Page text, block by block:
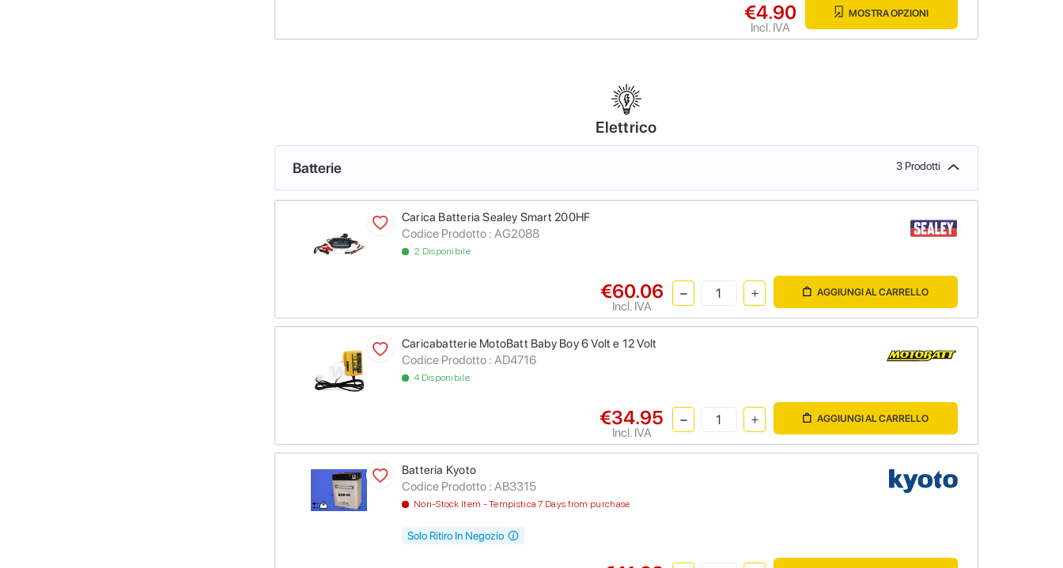
€4.90
Incl. IVA
MOSTRA OPZIONI
Elettrico
Batterie 3 Prodotti
Carica Batteria Sealey Smart 200HF
Codice Prodotto : AG2088
2 Disponibile
€60.06
Incl. IVA
AGGIUNGI AL CARRELLO
Caricabatterie MotoBatt Baby Boy 6 Volt e 12 Volt
Codice Prodotto : AD4716
4 Disponibile
€34.95
Incl. IVA
AGGIUNGI AL CARRELLO
Batteria Kyoto
Codice Prodotto : AB3315
Non-Stock Item - Tempistica 7 Days from purchase
Solo Ritiro In Negozio